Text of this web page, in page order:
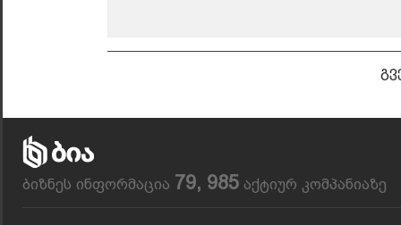
ბიზნეს ინფორმაცია 79, 985 აქტიურ კომპანიაზე